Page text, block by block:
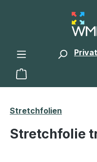
Zum Hauptinhalt springen
Warenkorb
Stretchfolien
Stretchfolie